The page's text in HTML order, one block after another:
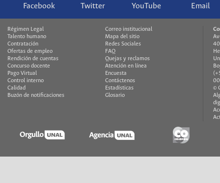
Facebook Twitter YouTube Email
Régimen Legal
Talento humano
Contratación
Ofertas de empleo
Rendición de cuentas
Concurso docente
Pago Virtual
Control interno
Calidad
Buzón de notificaciones
Correo institucional
Mapa del sitio
Redes Sociales
FAQ
Quejas y reclamos
Atención en línea
Encuesta
Contáctenos
Estadísticas
Glosario
©